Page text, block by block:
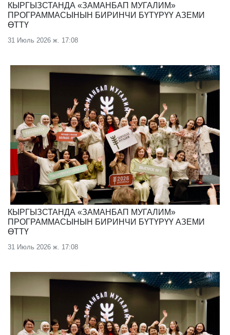
КЫРГЫЗСТАНДА «ЗАМАНБАП МУГАЛИМ»
ПРОГРАММАСЫНЫН БИРИНЧИ БҮТҮРҮҮ АЗЕМИ
ӨТТҮ
31 Июль 2026 ж. 17:08
КЫРГЫЗСТАНДА «ЗАМАНБАП МУГАЛИМ»
ПРОГРАММАСЫНЫН БИРИНЧИ БҮТҮРҮҮ АЗЕМИ
ӨТТҮ
31 Июль 2026 ж. 17:08